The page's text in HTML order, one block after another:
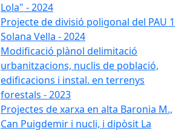
Lola" - 2024
Projecte de divisió poligonal del PAU 1
Solana Vella - 2024
Modificació plànol delimitació
urbanitzacions, nuclis de població,
edificacions i instal. en terrenys
forestals - 2023
Projectes de xarxa en alta Baronia M.,
Can Puigdemir i nucli, i dipòsit La